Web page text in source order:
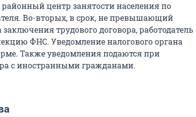
центр занятости населения по
Во-вторых, в срок, не превышающий
трудового договора, работодатель
ФНС. Уведомление налогового органа
Также уведомления подаются при
с иностранными гражданами.